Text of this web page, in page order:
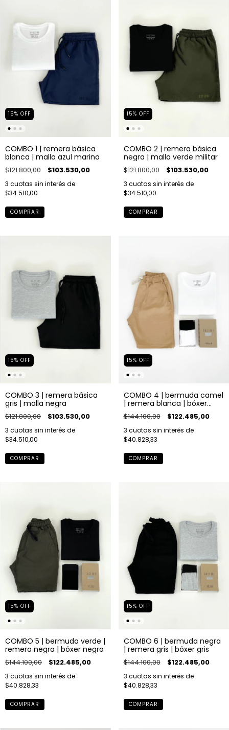
15% OFF
COMBO 1 | remera básica
blanca | malla azul marino
$121.800,00 $103.530,00
3 cuotas sin interés de
$34.510,00
COMPRAR
15% OFF
COMBO 2 | remera básica
negra | malla verde militar
$121.800,00 $103.530,00
3 cuotas sin interés de
$34.510,00
COMPRAR
15% OFF
COMBO 3 | remera básica
gris | malla negra
$121.800,00 $103.530,00
3 cuotas sin interés de
$34.510,00
COMPRAR
15% OFF
COMBO 4 | bermuda camel
| remera blanca | bóxer
blanco
$144.100,00 $122.485,00
3 cuotas sin interés de
$40.828,33
COMPRAR
15% OFF
COMBO 5 | bermuda verde |
remera negra | bóxer negro
$144.100,00 $122.485,00
3 cuotas sin interés de
$40.828,33
COMPRAR
15% OFF
COMBO 6 | bermuda negra
| remera gris | bóxer gris
$144.100,00 $122.485,00
3 cuotas sin interés de
$40.828,33
COMPRAR